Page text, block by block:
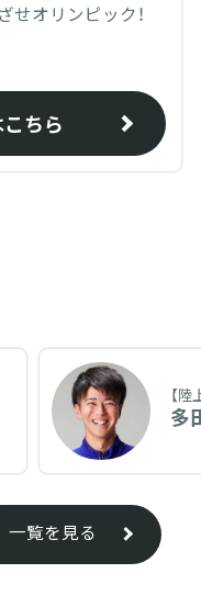
せオリンピック！
ちら
【陸
多
一覧を見る